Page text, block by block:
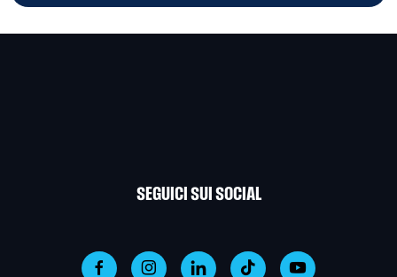
SEGUICI SUI SOCIAL